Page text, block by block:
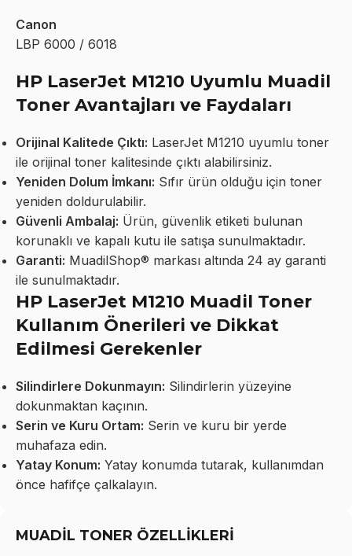
Canon
LBP 6000 / 6018
HP LaserJet M1210 Uyumlu Muadil
Toner Avantajları ve Faydaları
Orijinal Kalitede Çıktı: LaserJet M1210 uyumlu toner
ile orijinal toner kalitesinde çıktı alabilirsiniz.
Yeniden Dolum İmkanı: Sıfır ürün olduğu için toner
yeniden doldurulabilir.
Güvenli Ambalaj: Ürün, güvenlik etiketi bulunan
korunaklı ve kapalı kutu ile satışa sunulmaktadır.
Garanti: MuadilShop® markası altında 24 ay garanti
ile sunulmaktadır.
HP LaserJet M1210 Muadil Toner
Kullanım Önerileri ve Dikkat
Edilmesi Gerekenler
Silindirlere Dokunmayın: Silindirlerin yüzeyine
dokunmaktan kaçının.
Serin ve Kuru Ortam: Serin ve kuru bir yerde
muhafaza edin.
Yatay Konum: Yatay konumda tutarak, kullanımdan
önce hafifçe çalkalayın.
MUADİL TONER ÖZELLİKLERİ